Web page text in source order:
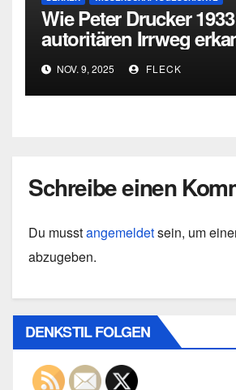
Wie Peter Drucker
autoritären Irrweg
den dritten Weg
Totalitarismus und
entwickelte
NOV. 9, 2025 FLECK
Schreibe einen
Du musstangemeldetsein, um
abzugeben.
DENKSTIL FOLGEN